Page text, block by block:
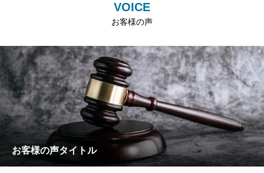
VOICE
お客様の声
お客様の声タイトル